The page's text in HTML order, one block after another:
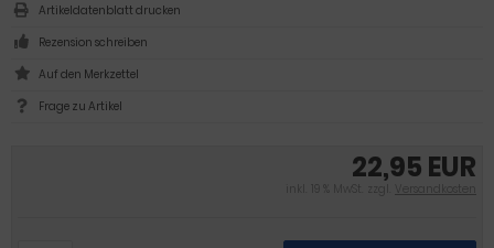
22,95 EUR
inkl. 19 % MwSt. zzgl. Versandkosten
Artikeldatenblatt drucken
Rezension schreiben
Frage zu Artikel